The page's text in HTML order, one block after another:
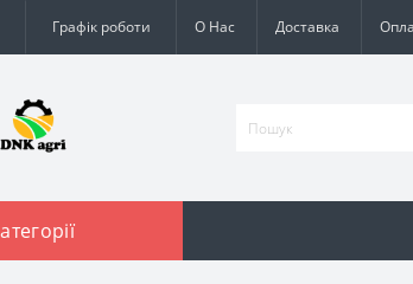
Графік роботи О Нас Доставка